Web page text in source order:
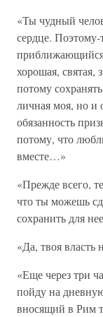
«Ты чудный
сердце.
приближающийся
хорошая, святая,
потому
личная моя, но и
обязанность
потому, что
вместе…»
«Прежде всего,
что ты можешь
сохранить для
«Да, твоя
«Еще через три
пойду на
вносящий в Рим